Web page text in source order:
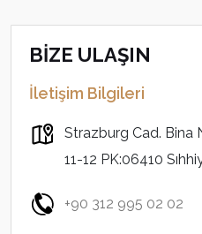
BİZE ULAŞIN
İletişim Bilgileri
Strazburg Cad. Bina
11-12 PK:06410
+90 312 995 02 02